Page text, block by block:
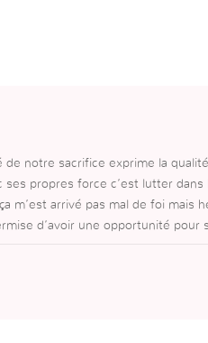
notre sacrifice exprime la
propres force c’est lutter dans
m’est arrivé pas mal de foi mais
d’avoir une opportunité pour